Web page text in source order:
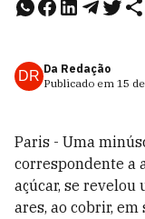
DR Da Redação
Publicado em 15
Paris - Uma
correspondente a
açúcar, se
ares, ao cobrir,